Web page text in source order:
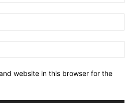
website in this browser for the